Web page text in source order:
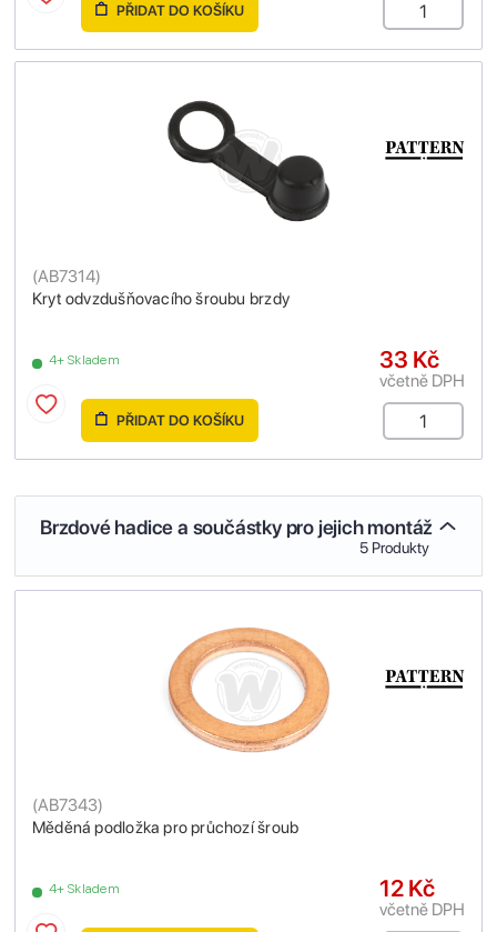
PŘIDAT DO KOŠÍKU
Kryt odvzdušňovacího šroubu brzdy
(AB7314)
4+ Skladem 33 Kč
včetně DPH
PŘIDAT DO KOŠÍKU
Brzdové hadice a součástky pro jejich montáž
5 Produkty
Měděná podložka pro průchozí šroub
(AB7343)
4+ Skladem 12 Kč
včetně DPH